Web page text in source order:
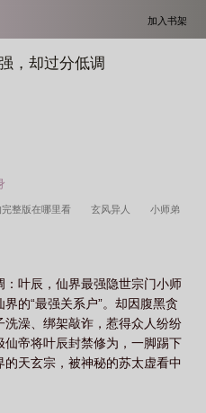
加入书架
，却过分低调
整版在哪里看 玄风异人 小师弟
小师弟今天 小师弟可太不是人了笔趣
孽了 小师弟太难了 小师弟明明很强
叶辰洛倾 却过分低调的快 小师弟可
却过分低调的第二季 小师弟又不当人
叶辰，仙界最强隐世宗门小师
的“最强关系户”。却因腹黑贪
澡、绑架敲诈，惹得众人纷纷
帝将叶辰封禁修为，一脚踢下
天玄宗，被神秘的苏太虚看中
绑架前来挑战的对手宗门长老